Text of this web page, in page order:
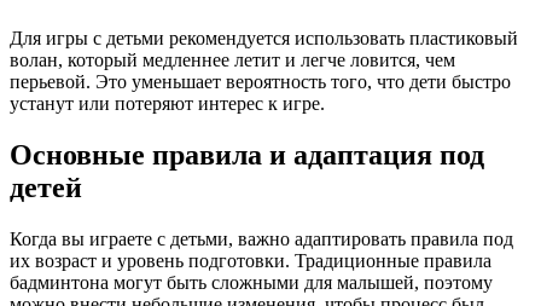
Для игры с детьми рекомендуется использовать пластиковый
волан, который медленнее летит и легче ловится, чем
перьевой. Это уменьшает вероятность того, что дети быстро
устанут или потеряют интерес к игре.
Основные правила и адаптация под
детей
Когда вы играете с детьми, важно адаптировать правила под
их возраст и уровень подготовки. Традиционные правила
бадминтона могут быть сложными для малышей, поэтому